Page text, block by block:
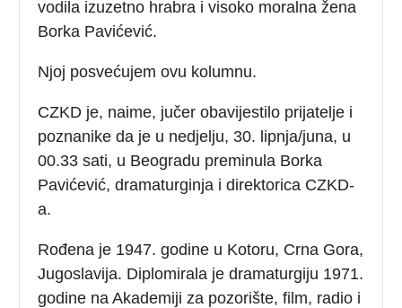
vodila izuzetno hrabra i visoko moralna žena
Borka Pavićević.
Njoj posvećujem ovu kolumnu.
CZKD je, naime, jučer obavijestilo prijatelje i
poznanike da je u nedjelju, 30. lipnja/juna, u
00.33 sati, u Beogradu preminula Borka
Pavićević, dramaturginja i direktorica CZKD-
a.
Rođena je 1947. godine u Kotoru, Crna Gora,
Jugoslavija. Diplomirala je dramaturgiju 1971.
godine na Akademiji za pozorište, film, radio i